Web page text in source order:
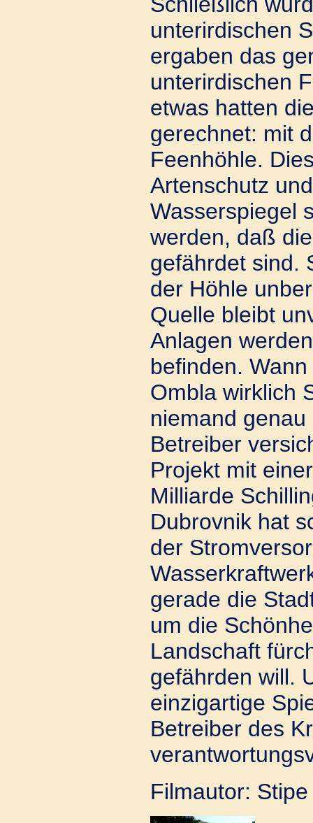
unterirdischen
ergaben das
unterirdischen
etwas hatten
gerechnet: mit
Feenhöhle.
Artenschutz
Wasserspiegel
werden, daß
gefährdet sind.
der Höhle
Quelle bleibt
Anlagen
befinden.
Ombla wirklich
niemand
Betreiber
Projekt mit
Milliarde
Dubrovnik hat
der
gerade die
um die
Landschaft
gefährden will.
einzigartige
Betreiber des
Filmautor: